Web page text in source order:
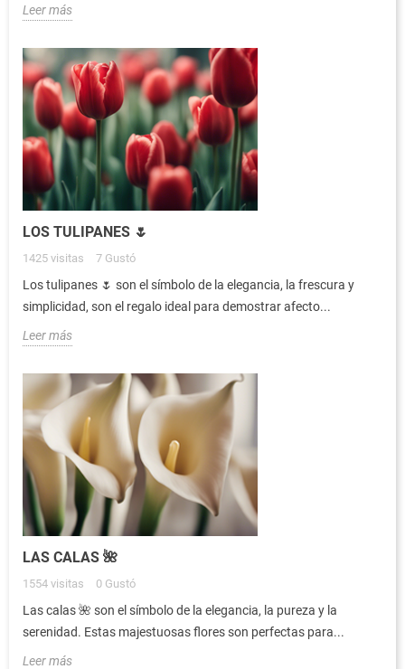
Leer más
LOS TULIPANES 🌷
1425 visitas 7 Gustó
Los tulipanes 🌷 son el símbolo de la elegancia, la frescura y
simplicidad, son el regalo ideal para demostrar afecto...
Leer más
LAS CALAS 🌺
1554 visitas 0 Gustó
Las calas 🌺 son el símbolo de la elegancia, la pureza y la
serenidad. Estas majestuosas flores son perfectas para...
Leer más